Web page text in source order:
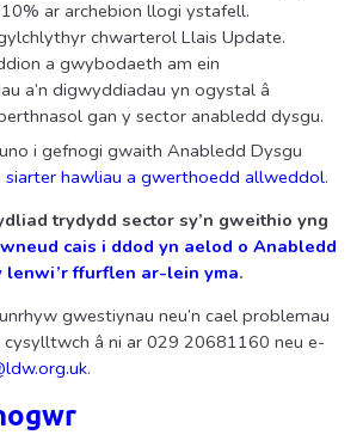
ar archebion llogi ystafell.
chwarterol Llais Update.
a gwybodaeth am ein
a’n digwyddiadau yn ogystal â
gan y sector anabledd dysgu.
i gefnogi gwaith Anabledd Dysgu
siarter hawliau a gwerthoedd allweddol.
trydydd sector sy’n gweithio yng
cais i ddod yn aelod o Anabledd
lenwi’r ffurflen ar-lein yma.
gwestiynau neu’n cael problemau
cysylltwch â ni ar 029 20681160 neu e-
.